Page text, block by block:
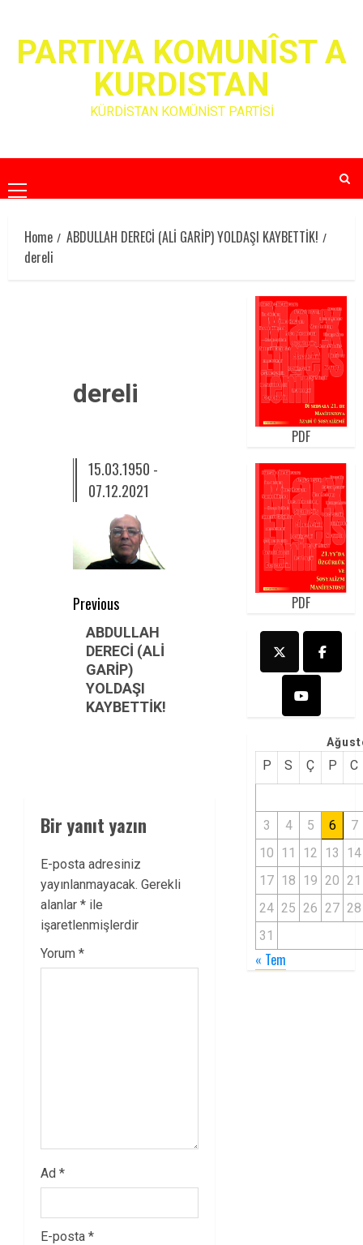
contentPARTIYA KOMUNÎST A
KURDISTAN
KÜRDİSTAN KOMÜNİST PARTİSİ
Primary
Menu
Home
ABDULLAH DERECİ (ALİ GARİP) YOLDAŞI KAYBETTİK!
dereli
dereli
15.03.1950 -
07.12.2021
Post
navigation
Previous
Previous
post:
ABDULLAH
DERECİ (ALİ
GARİP)
YOLDAŞI
KAYBETTİK!
Bir yanıt yazın
E-posta adresiniz
yayınlanmayacak. Gerekli
alanlar * ile
işaretlenmişlerdir
Yorum *
Ad *
E-posta *
PDF
PDF
P S Ç P C
3 4 5 6
7
10 11 12 13
14
17 18 19 20 21
24 25 26 27 28
31
« Tem